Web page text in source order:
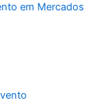
em Mercados